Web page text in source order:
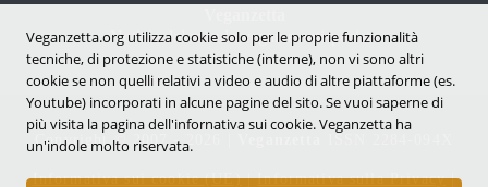
Notizie dal mondo vegan e antispecista
Copyright © 2007 - 2026 |
Informativa sui cookie (UE)|Informativa sulla Privacy|
Veganzetta.org utilizza cookie solo per le proprie funzionalità
tecniche, di protezione e statistiche (interne), non vi sono altri
cookie se non quelli relativi a video e audio di altre piattaforme (es.
Youtube) incorporati in alcune pagine del sito. Se vuoi saperne di
più visita la pagina dell'infornativa sui cookie. Veganzetta ha
un'indole molto riservata.